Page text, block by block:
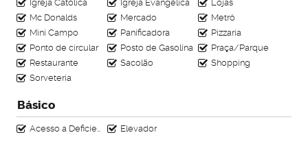
Igreja Católica
Igreja Evangélica
Lojas
Mc Donalds
Mercado
Metrô
Mini Campo
Panificadora
Pizzaria
Ponto de circular
Posto de Gasolina
Praça/Parque
Restaurante
Sacolão
Shopping
Sorveteria
Básico
Acesso a Deficientes Elevador